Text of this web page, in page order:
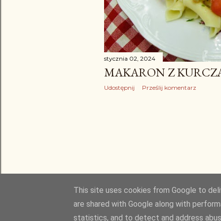
stycznia 02, 2024
MAKARON Z
Udostępnij Prześlij komentarz
This site uses cookies from Google to
are shared with Google along with
statistics, and to detect and address